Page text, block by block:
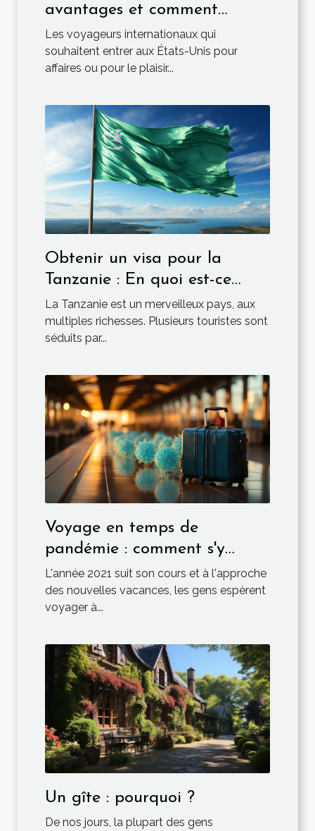
avantages et comment
l’obtenir ?
Les voyageurs internationaux qui
souhaitent entrer aux États-Unis pour
affaires ou pour le plaisir...
Obtenir un visa pour la
Tanzanie : En quoi est-ce
obligatoire ?
La Tanzanie est un merveilleux pays, aux
multiples richesses. Plusieurs touristes sont
séduits par...
Voyage en temps de
pandémie : comment s'y
prendre ?
L'année 2021 suit son cours et à l'approche
des nouvelles vacances, les gens espèrent
voyager à...
Un gîte : pourquoi ?
De nos jours, la plupart des gens